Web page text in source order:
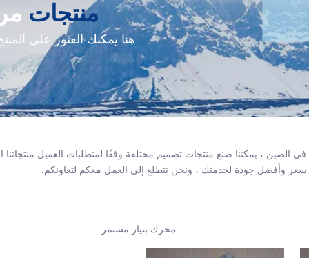
منتجات
هنا يمكنك العثور على
في الصين ، يمكننا صنع منتجات تصميم مختلفة وفقًا لمتطلبات
وأفضل جودة لخدمتك ، ونحن نتطلع إلى العمل معكم لتعاونكم.
محرك بتيار مستمر